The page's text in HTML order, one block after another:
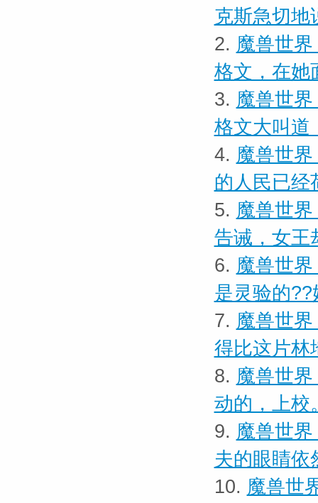
克斯急切地
2. 魔兽世
格文，在她
3. 魔兽世
格文大叫道
4. 魔兽世
的人民已经
5. 魔兽世
告诫，女王
6. 魔兽世
是灵验的??
7. 魔兽世
得比这片林
8. 魔兽世
动的，上校
9. 魔兽世
夫的眼睛依
10. 魔兽世